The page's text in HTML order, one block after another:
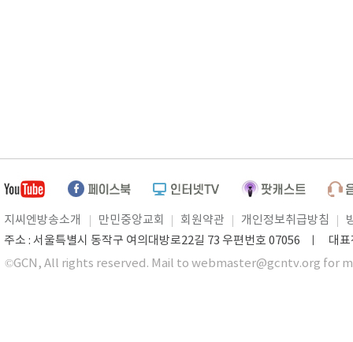
지씨엔방송소개 만민중앙교회 회원약관 개인정보취급방침
주소 : 서울특별시 동작구 여의대방로22길 73 우편번호 07056 ㅣ 대
©GCN, All rights reserved. Mail to webmaster@gcntv.org for